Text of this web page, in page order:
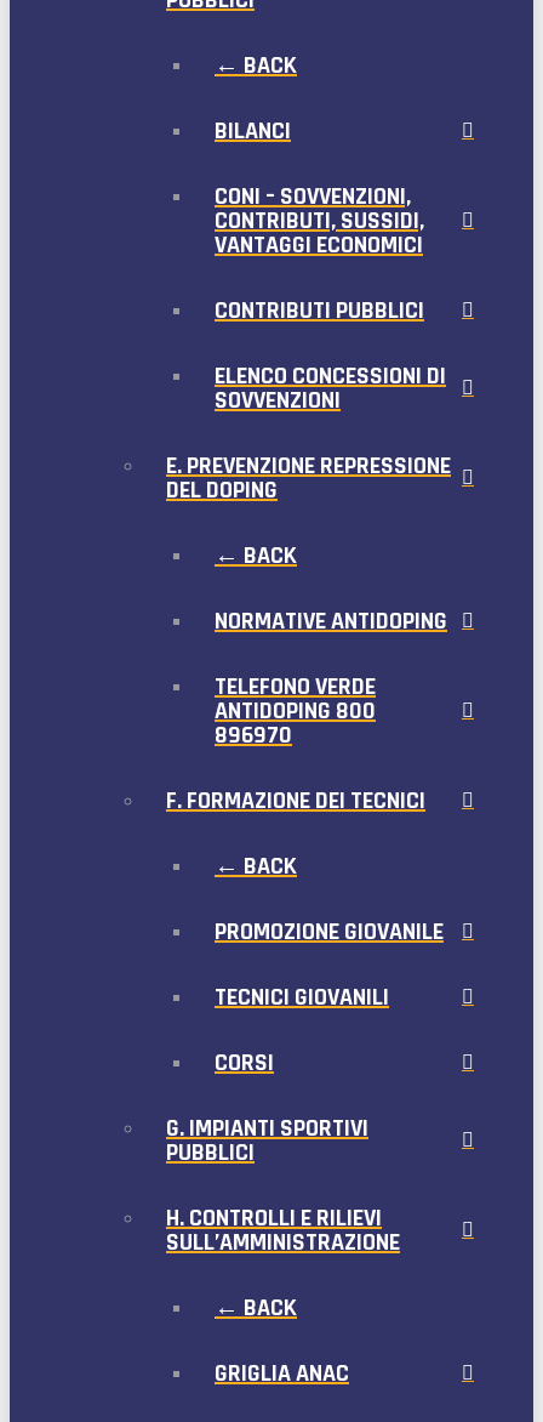
← BACK
BILANCI
CONI – SOVVENZIONI,
CONTRIBUTI, SUSSIDI,
VANTAGGI ECONOMICI
CONTRIBUTI PUBBLICI
ELENCO CONCESSIONI DI
SOVVENZIONI
E. PREVENZIONE REPRESSIONE
DEL DOPING
← BACK
NORMATIVE ANTIDOPING
TELEFONO VERDE
ANTIDOPING 800
896970
F. FORMAZIONE DEI TECNICI
← BACK
PROMOZIONE GIOVANILE
TECNICI GIOVANILI
CORSI
G. IMPIANTI SPORTIVI
PUBBLICI
H. CONTROLLI E RILIEVI
SULL’AMMINISTRAZIONE
← BACK
GRIGLIA ANAC